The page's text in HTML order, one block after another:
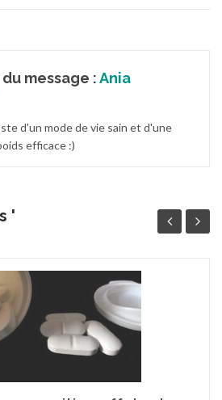
message :Ania
d'un mode de vie sain et d'une
efficace :)
'